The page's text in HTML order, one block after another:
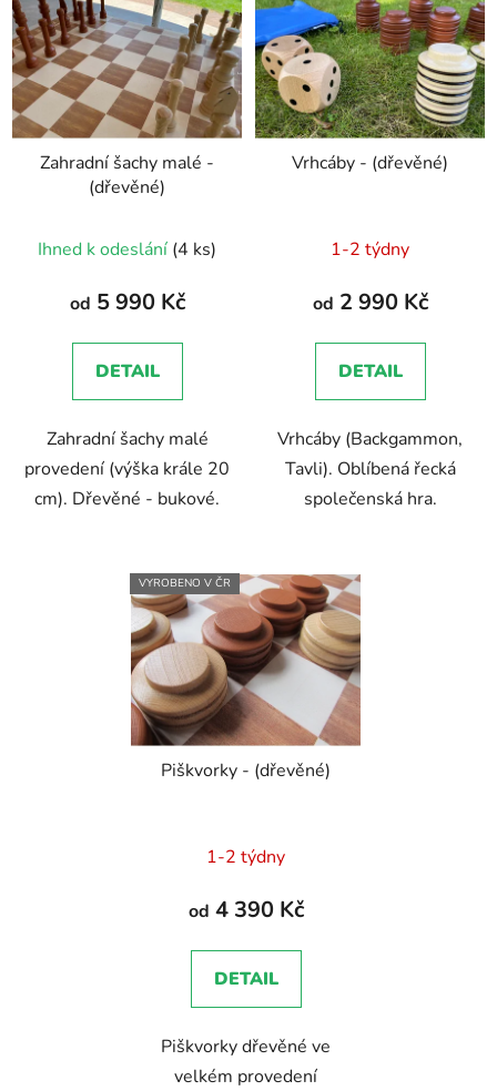
Zahradní šachy malé -
(dřevěné)
hodnocení
produktu
5,0
z
hvězdiček.
Ihned k odeslání (4 ks)
od 5 990 Kč
DETAIL
Zahradní šachy malé
provedení (výška krále 20
cm). Dřevěné - bukové.
Vrhcáby - (dřevěné)
1-2 týdny
od 2 990 Kč
DETAIL
Vrhcáby (Backgammon,
Tavli). Oblíbená řecká
společenská hra.
VYROBENO V ČR
Piškvorky - (dřevěné)
1-2 týdny
od 4 390 Kč
DETAIL
Piškvorky dřevěné ve
velkém provedení